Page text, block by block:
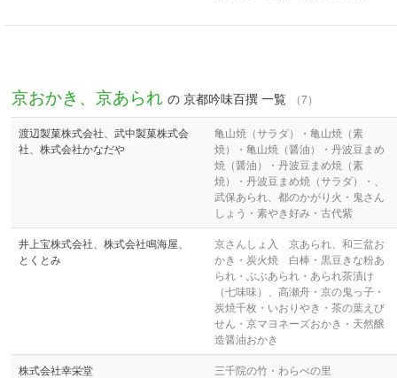
京おかき、京あられ の 京都吟味百撰 一覧 （7）
渡辺製菓株式会社、武中製菓株式会
社、株式会社かなだや
亀山焼（サラダ）・亀山焼（素
焼）・亀山焼（醤油）・丹波豆まめ
焼（醤油）・丹波豆まめ焼（素
焼）・丹波豆まめ焼（サラダ）・、
武保あられ、都のかがり火・鬼さん
しょう・素やき好み・古代紫
井上宝株式会社、株式会社鳴海屋、
とくとみ
京さんしょ入 京あられ、和三盆お
かき・炭火焼 白棒・黒豆きな粉あ
られ・ぶぶあられ・あられ茶漬け
（七味味）、高瀬舟・京の鬼っ子・
炭焼千枚・いおりやき・茶の葉えび
せん・京マヨネーズおかき・天然醸
造醤油おかき
株式会社幸栄堂 三千院の竹・わらべの里